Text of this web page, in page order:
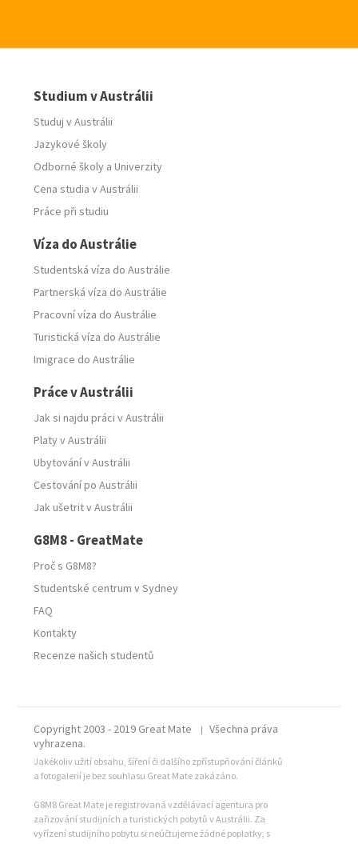
Studium v Austrálii
Studuj v Austrálii
Jazykové školy
Odborné školy aUniverzity
Cena studia v Austrálii
Práce při studiu
Víza do Austrálie
Studentská víza do Austrálie
Partnerská víza do Austrálie
Pracovní víza do Austrálie
Turistická víza do Austrálie
Imigrace do Austrálie
Práce v Austrálii
Jak si najdu práci v Austrálii
Platy v Austrálii
Ubytování v Austrálii
Cestování po Austrálii
Jak ušetrit v Austrálii
G8M8 - GreatMate
Proč s G8M8?
Studentské centrum v Sydney
FAQ
Kontakty
Recenze našich studentů
Copyright 2003 - 2019 Great Mate |
Všechna práva
vyhrazena.
Jakékoliv užití obsahu, šíření či dalšího zpřístupňování článků
a fotogalerií je bez souhlasu Great Mate zakázáno.
G8M8 Great Mate je registrovaná vzdělávací agentura pro
zařizování studijních a turistických pobytů v Austrálii. Za
vyřízení studijního pobytu si neúčtujeme žádné poplatky, s